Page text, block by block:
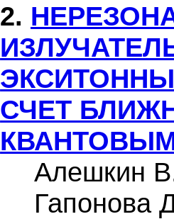
2.
СЧЕТ
Алешкин
Гапонова